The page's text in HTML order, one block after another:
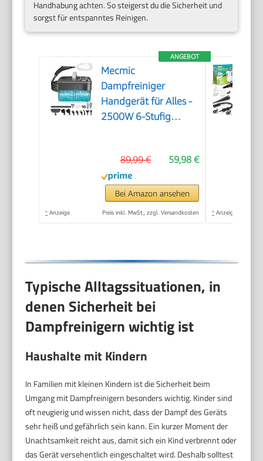
Handhabung achten. So steigerst du die Sicherheit und
sorgst für entspanntes Reinigen.
ANGEBOT
Mecmic
Dampfreiniger
Handgerät für Alles -
2500W 6-Stufig
Dampf, 15s
Aufheizzeit, Tragbar
mit 10 Zubehörteilen,
Dampfreinigung für
59,98 €
89,99 €
Bei Amazon ansehen
* Anzeige Preis inkl. MwSt., zzgl. Versandkosten * Anzeige
Typische Alltagssituationen, in
denen Sicherheit bei
Dampfreinigern wichtig ist
Haushalte mit Kindern
In Familien mit kleinen Kindern ist die Sicherheit beim
Umgang mit Dampfreinigern besonders wichtig. Kinder sind
oft neugierig und wissen nicht, dass der Dampf des Geräts
sehr heiß und gefährlich sein kann. Ein kurzer Moment der
Unachtsamkeit reicht aus, damit sich ein Kind verbrennt oder
das Gerät versehentlich eingeschaltet wird. Deshalb solltest